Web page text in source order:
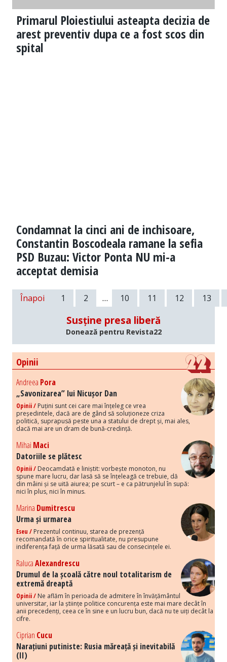
Primarul Ploiestiului asteapta decizia de
arest preventiv dupa ce a fost scos din
spital
Condamnat la cinci ani de inchisoare,
Constantin Boscodeala ramane la sefia
PSD Buzau: Victor Ponta NU mi-a
acceptat demisia
Înapoi 1 2 … 10 11 12 13
Susține presa liberă
Donează pentru Revista22
Opinii
Andreea Pora
„Savonizarea” lui Nicușor Dan
Opinii / Puțini sunt cei care mai înțeleg ce vrea
președintele, dacă are de gând să soluționeze criza
politică, suprapusă peste una a statului de drept și, mai ales,
dacă mai are un dram de bună-credință.
Mihai Maci
Datoriile se plătesc
Opinii / Deocamdată e liniștit: vorbește monoton, nu
spune mare lucru, dar lasă să se înțeleagă ce trebuie, dă
din mâini și se uită aiurea; pe scurt – e ca pătrunjelul în supă:
nici în plus, nici în minus.
Marina Dumitrescu
Urma și urmarea
Eseu / Prezentul continuu, starea de prezență
recomandată în orice spiritualitate, nu presupune
indiferența față de urma lăsată sau de consecințele ei.
RalucaAlexandrescu
Drumul de la școală către noul totalitarism de
extremă dreaptă
Opinii / Ne aflăm în perioada de admitere în învățământul
universitar, iar la științe politice concurența este mai mare decât în
anii precedenți, ceea ce în sine e un lucru bun, dacă nu te uiți decât la
cifre.
Ciprian Cucu
Narațiuni putiniste: Rusia măreață și inevitabilă
(II)